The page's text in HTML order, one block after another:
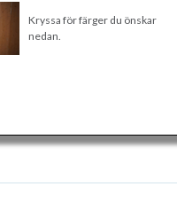
Kryssa för färger du önskar
nedan.